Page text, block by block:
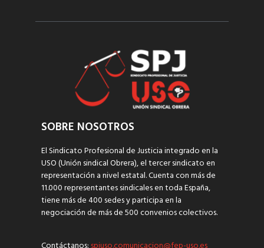
SOBRE NOSOTROS
El Sindicato Profesional de Justicia integrado en la
USO (Unión sindical Obrera), el tercer sindicato en
representación a nivel estatal. Cuenta con más de
11.000 representantes sindicales en toda España,
tiene más de 400 sedes y participa en la
negociación de más de 500 convenios colectivos.